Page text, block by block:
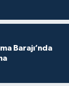
Barajı’nda